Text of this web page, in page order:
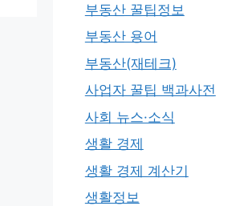
부동산 꿀팁정보
부동산 용어
부동산(재테크)
사업자 꿀팁 백과사전
사회 뉴스·소식
생활 경제
생활 경제 계산기
생활정보